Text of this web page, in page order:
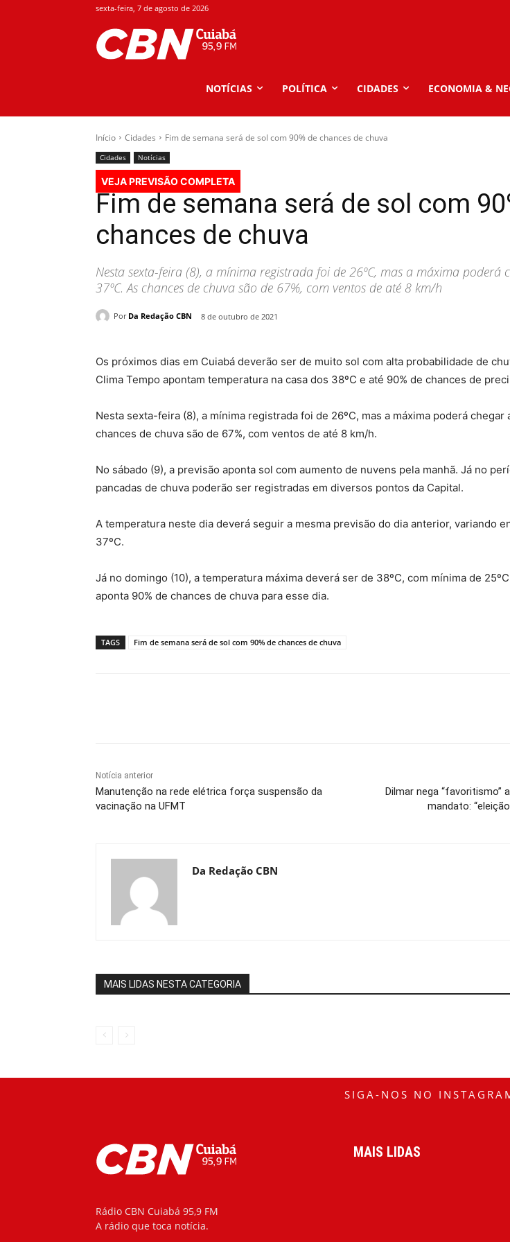
sexta-feira, 7 de agosto de 2026
NOTÍCIAS POLÍTICA CIDADES ECONOMIA &
Início Cidades Fim de semana será de sol com 90% de chances de chuva
Cidades Notícias
VEJA PREVISÃO COMPLETA
Fim de semana será de sol com
chances de chuva
Nesta sexta-feira (8), a mínima registrada foi de 26ºC, mas a máxima poderá
37ºC. As chances de chuva são de 67%, com ventos de até 8 km/h
Por Da Redação CBN 8 de outubro de 2021
Os próximos dias em Cuiabá deverão ser de muito sol com alta probabilidade de
Clima Tempo apontam temperatura na casa dos 38ºC e até 90% de chances de
Nesta sexta-feira (8), a mínima registrada foi de 26ºC, mas a máxima poderá chegar
chances de chuva são de 67%, com ventos de até 8 km/h.
No sábado (9), a previsão aponta sol com aumento de nuvens pela manhã. Já no
pancadas de chuva poderão ser registradas em diversos pontos da Capital.
A temperatura neste dia deverá seguir a mesma previsão do dia anterior, variando
37ºC.
Já no domingo (10), a temperatura máxima deverá ser de 38ºC, com mínima de
aponta 90% de chances de chuva para esse dia.
TAGS Fim de semana será de sol com 90% de chances de chuva
Notícia anterior
Manutenção na rede elétrica força suspensão da
vacinação na UFMT
Dilmar nega “favoritismo”
mandato:
Da Redação CBN
MAIS LIDAS NESTA CATEGORIA
SIGA-NOS NO
Rádio CBN Cuiabá 95,9 FM
A rádio que toca notícia.
MAIS LIDAS